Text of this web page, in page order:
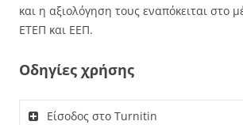
και η αξιολόγηση τους εναπόκειται στο
ΕΤΕΠ και ΕΕΠ.
Οδηγίες χρήσης
Είσοδος στο Turnitin